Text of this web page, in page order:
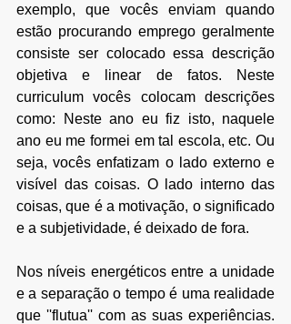
exemplo, que vocês enviam quando
estão procurando emprego geralmente
consiste ser colocado essa descrição
objetiva e linear de fatos. Neste
curriculum vocês colocam descrições
como: Neste ano eu fiz isto, naquele
ano eu me formei em tal escola, etc. Ou
seja, vocês enfatizam o lado externo e
visível das coisas. O lado interno das
coisas, que é a motivação, o significado
e a subjetividade, é deixado de fora.
Nos níveis energéticos entre a unidade
e a separação o tempo é uma realidade
que ''flutua'' com as suas experiências.